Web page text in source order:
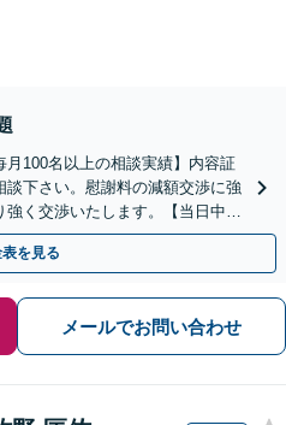
月100名以上の相談実績】内容証
下さい。慰謝料の減額交渉に強
く交渉いたします。【当日中の
を見る
メールでお問い合わせ